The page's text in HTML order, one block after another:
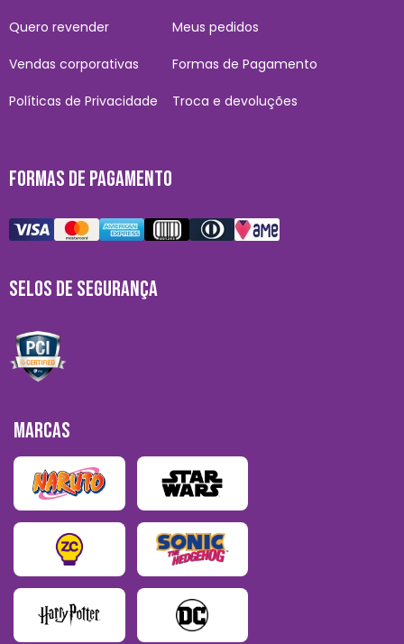
Quero revender
Vendas corporativas
Políticas de Privacidade
Meus pedidos
Formas de Pagamento
Troca e devoluções
FORMAS DE PAGAMENTO
SELOS DE SEGURANÇA
MARCAS